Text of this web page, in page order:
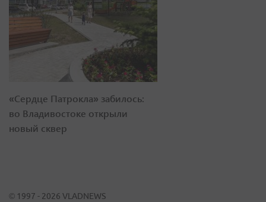
«Сердце Патрокла» забилось:
во Владивостоке открыли
новый сквер
© 1997 - 2026 VLADNEWS